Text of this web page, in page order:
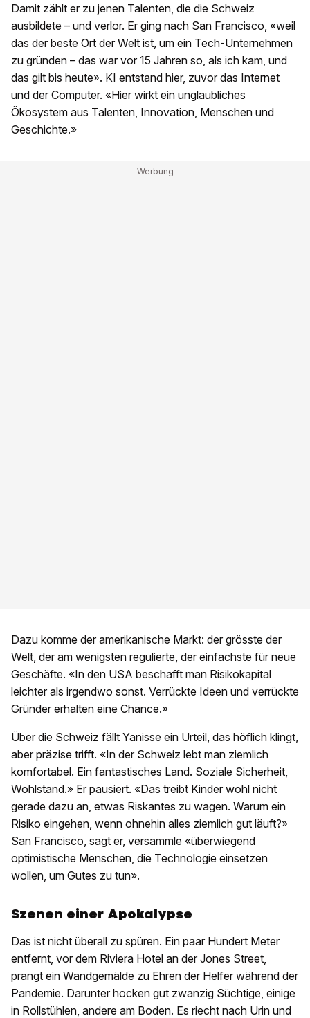
Damit zählt er zu jenen Talenten, die die Schweiz
ausbildete – und verlor. Er ging nach San Francisco, «weil
das der beste Ort der Welt ist, um ein Tech-Unternehmen
zu gründen – das war vor 15 Jahren so, als ich kam, und
das gilt bis heute». KI entstand hier, zuvor das Internet
und der Computer. «Hier wirkt ein unglaubliches
Ökosystem aus Talenten, Innovation, Menschen und
Geschichte.»
Dazu komme der amerikanische Markt: der grösste der
Welt, der am wenigsten regulierte, der einfachste für neue
Geschäfte. «In den USA beschafft man Risikokapital
leichter als irgendwo sonst. Verrückte Ideen und verrückte
Gründer erhalten eine Chance.»
Über die Schweiz fällt Yanisse ein Urteil, das höflich klingt,
aber präzise trifft. «In der Schweiz lebt man ziemlich
komfortabel. Ein fantastisches Land. Soziale Sicherheit,
Wohlstand.» Er pausiert. «Das treibt Kinder wohl nicht
gerade dazu an, etwas Riskantes zu wagen. Warum ein
Risiko eingehen, wenn ohnehin alles ziemlich gut läuft?»
San Francisco, sagt er, versammle «überwiegend
optimistische Menschen, die Technologie einsetzen
wollen, um Gutes zu tun».
Szenen einer Apokalypse
Das ist nicht überall zu spüren. Ein paar Hundert Meter
entfernt, vor dem Riviera Hotel an der Jones Street,
prangt ein Wandgemälde zu Ehren der Helfer während der
Pandemie. Darunter hocken gut zwanzig Süchtige, einige
in Rollstühlen, andere am Boden. Es riecht nach Urin und